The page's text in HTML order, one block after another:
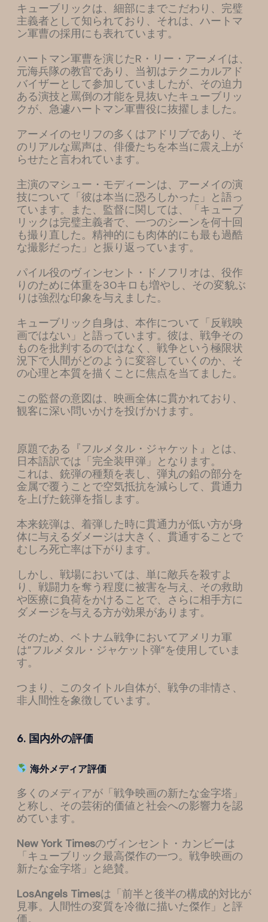
キューブリックは、細部にまでこだわり、完璧
主義者として知られており、それは、ハートマ
ン軍曹の採用にも表れています。
ハートマン軍曹を演じたR・リー・アーメイは、
元海兵隊の教官であり、当初はテクニカルアド
バイザーとして参加していましたが、その迫力
ある演技と罵倒の才能を見抜いたキューブリッ
クが、急遽ハートマン軍曹役に抜擢しました。
アーメイのセリフの多くはアドリブであり、そ
のリアルな罵声は、俳優たちを本当に震え上が
らせたと言われています。
主演のマシュー・モディーンは、アーメイの演
技について「彼は本当に恐ろしかった」と語っ
ています。また、監督に関しては、「キューブ
リックは完璧主義者で、一つのシーンを何十回
も撮り直した。精神的にも肉体的にも最も過酷
な撮影だった」と振り返っています。
パイル役のヴィンセント・ドノフリオは、役作
りのために体重を30キロも増やし、その変貌ぶ
りは強烈な印象を与えました。
キューブリック自身は、本作について「反戦映
画ではない」と語っています。彼は、戦争その
ものを批判するのではなく、戦争という極限状
況下で人間がどのように変容していくのか、そ
の心理と本質を描くことに焦点を当てました。
この監督の意図は、映画全体に貫かれており、
観客に深い問いかけを投げかけます。
原題である『フルメタル・ジャケット』とは、
日本語訳では「完全装甲弾」となります。
これは、銃弾の種類を表し、弾丸の鉛の部分を
金属で覆うことで空気抵抗を減らして、貫通力
を上げた銃弾を指します。
本来銃弾は、着弾した時に貫通力が低い方が身
体に与えるダメージは大きく、貫通することで
むしろ死亡率は下がります。
しかし、戦場においては、単に敵兵を殺すよ
り、戦闘力を奪う程度に被害を与え、その救助
や医療に負荷をかけることで、さらに相手方に
ダメージを与える方が効果があります。
そのため、ベトナム戦争においてアメリカ軍
は”フルメタル・ジャケット弾”を使用していま
す。
つまり、このタイトル自体が、戦争の非情さ、
非人間性を象徴しています。
6. 国内外の評価
海外メディア評価
多くのメディアが「戦争映画の新たな金字塔」
と称し、その芸術的価値と社会への影響力を認
めています。
New York Timesのヴィンセント・カンビーは
「キューブリック最高傑作の一つ。戦争映画の
新たな金字塔」と絶賛。
LosAngels Timesは「前半と後半の構成的対比が
見事。人間性の変質を冷徹に描いた傑作」と評
価。